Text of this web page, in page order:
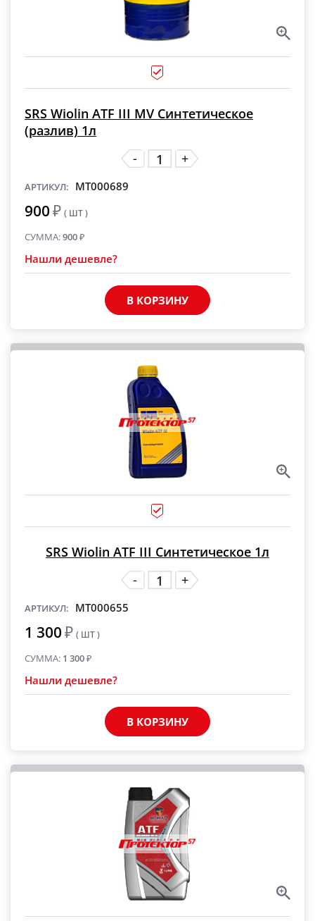
SRS Wiolin ATF III MV Синтетическое
(разлив) 1л
-
+
АРТИКУЛ: MT000689
900₽ ( ШТ )
СУММА:900₽
Нашли дешевле?
В КОРЗИНУ
SRS Wiolin ATF III Синтетическое 1л
-
+
АРТИКУЛ: MT000655
1 300₽ ( ШТ )
СУММА: 1 300₽
Нашли дешевле?
В КОРЗИНУ